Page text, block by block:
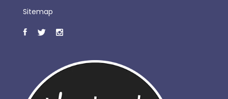
Sitemap